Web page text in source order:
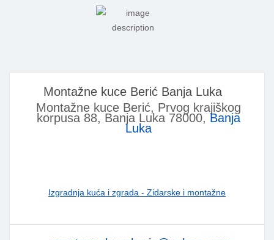
Montažne kuce Berić Banja Luka
Montažne kuce Berić, Prvog krajiškog
korpusa 88, Banja Luka 78000, Banja
Luka
Izgradnja kuća i zgrada - Zidarske i montažne